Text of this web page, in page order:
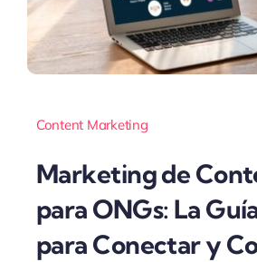
Content Marketing
Marketing de
para ONGs: La
para Conectar y